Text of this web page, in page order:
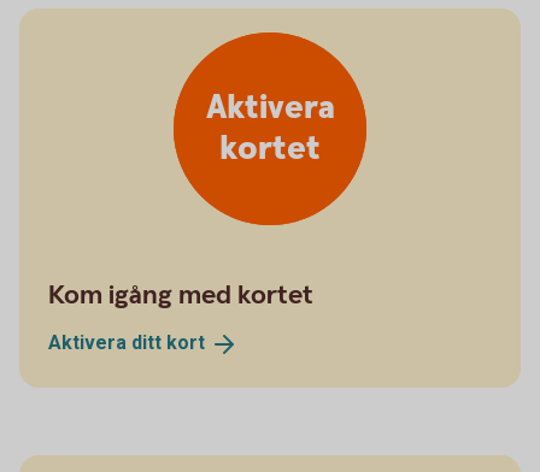
Aktivera
kortet
Kom igång med kortet
Aktivera ditt kort